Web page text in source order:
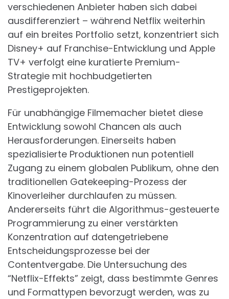
verschiedenen Anbieter haben sich dabei
ausdifferenziert – während Netflix weiterhin
auf ein breites Portfolio setzt, konzentriert sich
Disney+ auf Franchise-Entwicklung und Apple
TV+ verfolgt eine kuratierte Premium-
Strategie mit hochbudgetierten
Prestigeprojekten.
Für unabhängige Filmemacher bietet diese
Entwicklung sowohl Chancen als auch
Herausforderungen. Einerseits haben
spezialisierte Produktionen nun potentiell
Zugang zu einem globalen Publikum, ohne den
traditionellen Gatekeeping-Prozess der
Kinoverleiher durchlaufen zu müssen.
Andererseits führt die Algorithmus-gesteuerte
Programmierung zu einer verstärkten
Konzentration auf datengetriebene
Entscheidungsprozesse bei der
Contentvergabe. Die Untersuchung des
“Netflix-Effekts” zeigt, dass bestimmte Genres
und Formattypen bevorzugt werden, was zu